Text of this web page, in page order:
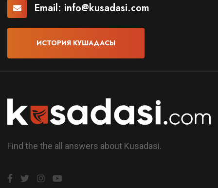
Email: info@kusadasi.com
ИСТОРИЯ КУШАДАСЫ
Find the the all answers about Kusadasi.